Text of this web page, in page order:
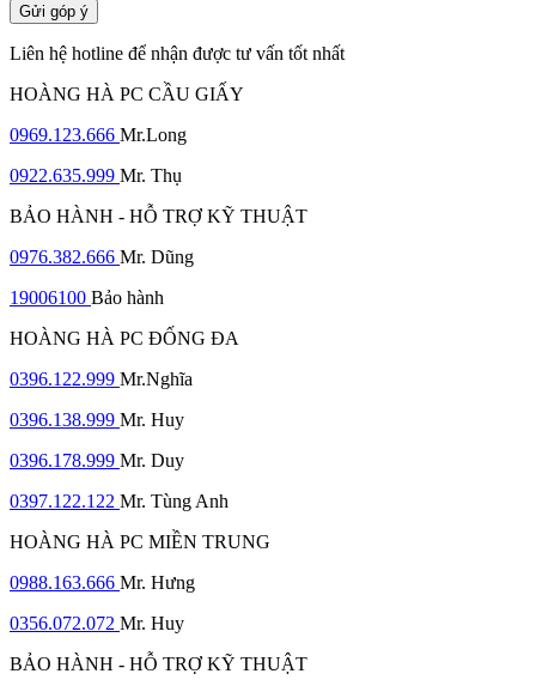
Gửi góp ý
Liên hệ hotline để nhận được tư vấn tốt nhất
HOÀNG HÀ PC CẦU GIẤY
0969.123.666 Mr.Long
0922.635.999 Mr. Thụ
BẢO HÀNH - HỖ TRỢ KỸ THUẬT
0976.382.666 Mr. Dũng
19006100 Bảo hành
HOÀNG HÀ PC ĐỐNG ĐA
0396.122.999 Mr.Nghĩa
0396.138.999 Mr. Huy
0396.178.999 Mr. Duy
0397.122.122 Mr. Tùng Anh
HOÀNG HÀ PC MIỀN TRUNG
0988.163.666 Mr. Hưng
0356.072.072 Mr. Huy
BẢO HÀNH - HỖ TRỢ KỸ THUẬT